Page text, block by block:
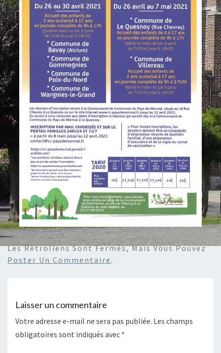
Les Rétroliens Sont Fermés, Mais Vous Pouvez
Poster Un Commentaire .
Laisser un commentaire
Votre adresse e-mail ne sera pas publiée. Les champs
obligatoires sont indiqués avec *